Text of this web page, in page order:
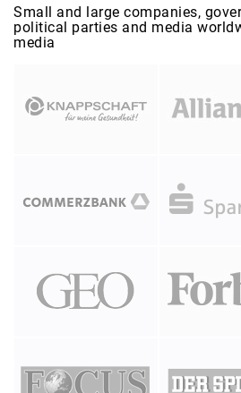
Small and large companies,
political parties and media
media